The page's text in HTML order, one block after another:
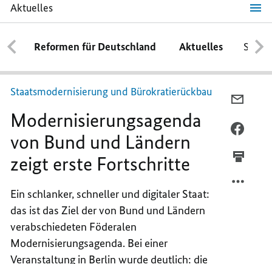
Aktuelles
Modernisierungsagenda
von
Bund
und
Ländern
zeigt
erste
Fortschritte
Reformen für Deutschland Aktuelles
Staatsmodernisierung und Bürokratierückbau
Modernisierungsagenda
von Bund und Ländern
zeigt erste Fortschritte
Ein schlanker, schneller und digitaler Staat:
das ist das Ziel der von Bund und Ländern
verabschiedeten Föderalen
Modernisierungsagenda. Bei einer
Veranstaltung in Berlin wurde deutlich: die